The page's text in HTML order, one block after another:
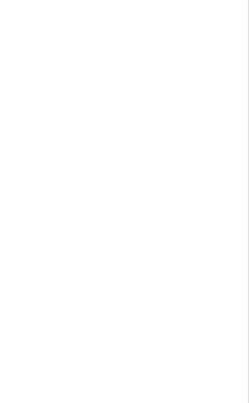
טכנולוגיות בנייה מתקדמות, ספריות